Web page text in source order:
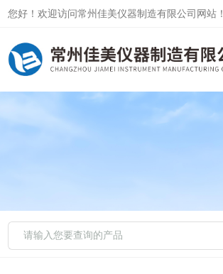
您好！欢迎访问常州佳美仪器制造有限公司网站！